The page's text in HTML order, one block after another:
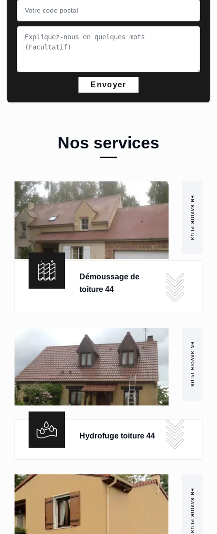
Nos services
EN SAVOIR PLUS
Démoussage de
toiture 44
EN SAVOIR PLUS
Hydrofuge toiture 44
EN SAVOIR PLUS